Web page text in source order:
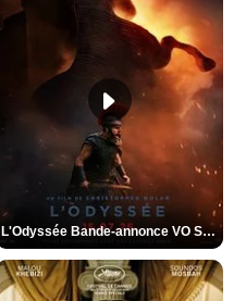
L'Odyssée Bande-annonce VO STFR